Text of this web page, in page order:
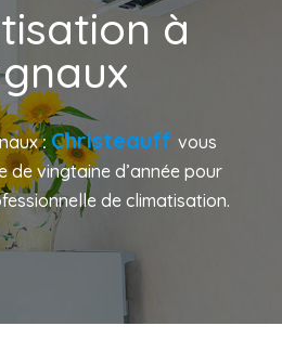
à
: Christeauffvous
de vingtaine d’année pour
de climatisation.